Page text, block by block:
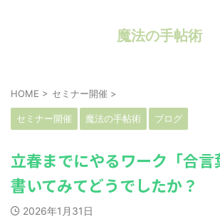
魔法の手帖術
HOME > セミナー開催 >
セミナー開催 魔法の手帖術 ブログ
立春までにやるワーク「合言
書いてみてどうでしたか？
2026年1月31日